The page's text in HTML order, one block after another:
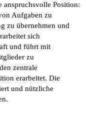
anspruchsvolle Position:
Aufgaben zu
zu übernehmen und
sich
und führt mit
zu
zentrale
erarbeitet. Die
und nützliche